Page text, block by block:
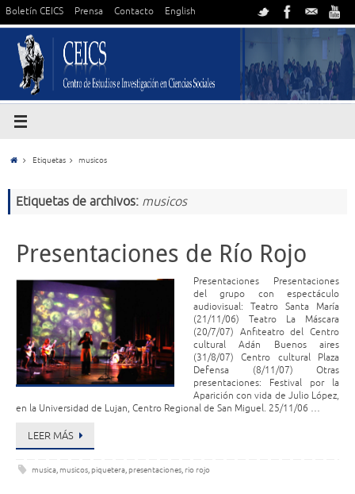
Boletín CEICS Prensa Contacto English
Etiquetas musicos
Etiquetas de archivos: musicos
Presentaciones de Río Rojo
Presentaciones Presentaciones
del grupo con espectáculo
audiovisual: Teatro Santa María
(21/11/06) Teatro La Máscara
(20/7/07) Anfiteatro del Centro
cultural Adán Buenos aires
(31/8/07) Centro cultural Plaza
Defensa (8/11/07) Otras
presentaciones: Festival por la
Aparición con vida de Julio López,
en la Universidad de Lujan, Centro Regional de San Miguel. 25/11/06 …
LEER MÁS
musica, musicos, piquetera, presentaciones, rio rojo